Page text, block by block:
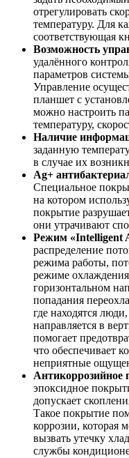
отрегулировать
температуру. Для
соответствующая
Возможность
удалённого
параметров
Управление
планшет с
можно настроить
температуру,
Наличие
заданную
в случае их
Ag+
Специальное
на котором
покрытие
они утрачивают
Режим «Intelligent
распределение
режима работы,
режиме охлаждения
горизонтальном
попадания
где находятся
направляется в
помогает
что обеспечивает
неприятные
Антикоррозийное
эпоксидное
допускает
Такое покрытие
коррозии, которая
вызвать утечку
службы